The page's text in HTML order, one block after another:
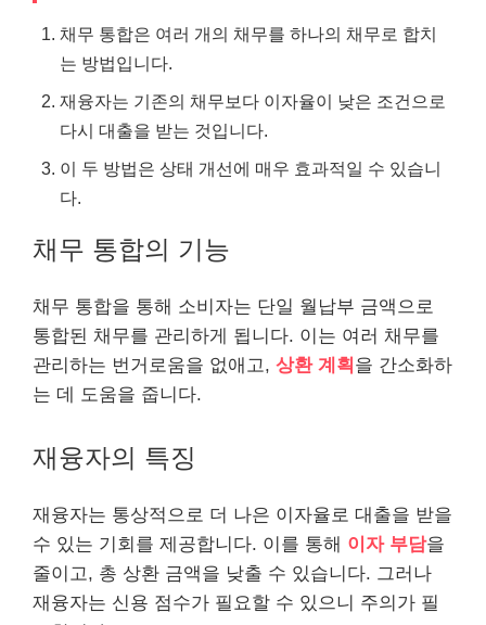
채무 통합은 여러 개의 채무를 하나의 채무로 합치
는 방법입니다.
재융자는 기존의 채무보다 이자율이 낮은 조건으로
다시 대출을 받는 것입니다.
이 두 방법은 상태 개선에 매우 효과적일 수 있습니
다.
채무 통합의 기능
채무 통합을 통해 소비자는 단일 월납부 금액으로
통합된 채무를 관리하게 됩니다. 이는 여러 채무를
관리하는 번거로움을 없애고, 상환 계획 을 간소화하
는 데 도움을 줍니다.
재융자의 특징
재융자는 통상적으로 더 나은 이자율로 대출을 받을
수 있는 기회를 제공합니다. 이를 통해 이자 부담을
줄이고, 총 상환 금액을 낮출 수 있습니다. 그러나
재융자는 신용 점수가 필요할 수 있으니 주의가 필